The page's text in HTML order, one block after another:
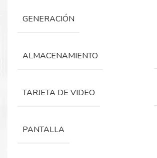
CHIPSET SoC INTEGRADO AMD
CAPACIDAD 8 GB
GENERACIÓN
ALMACENAMIENTO
TARJETA DE VIDEO
PANTALLA